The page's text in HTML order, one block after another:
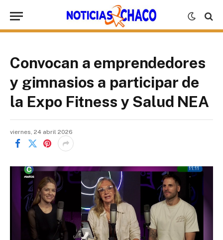
Convocan a emprendedores
y gimnasios a participar de
la Expo Fitness y Salud NEA
viernes, 24 abril 2026